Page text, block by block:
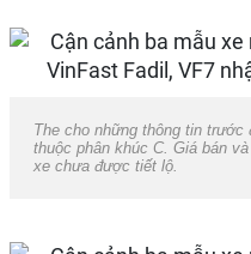
The cho những thông tin
thuộc phân khúc C. Giá bán
xe chưa được tiết lộ.